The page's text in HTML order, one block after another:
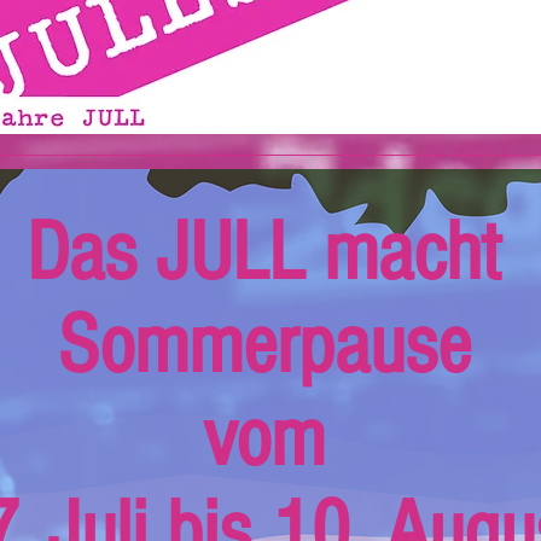
Das JULL macht
Sommerpause
vom